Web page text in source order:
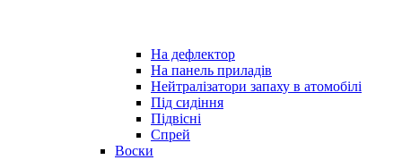
На дефлектор
На панель приладів
Нейтралізатори запаху в атомобілі
Під сидіння
Підвісні
Спрей
Воски